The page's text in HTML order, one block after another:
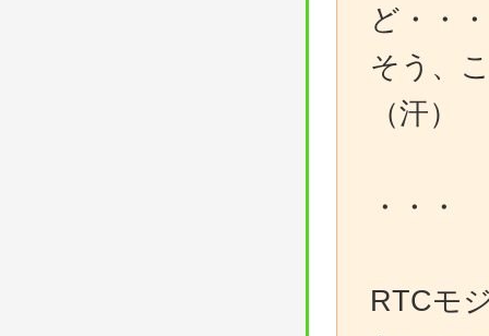
ど・・
そう、
（汗）
・・・
RTCモ